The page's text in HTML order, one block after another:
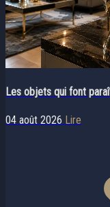
Les objets qui font
04 août 2026 Lire